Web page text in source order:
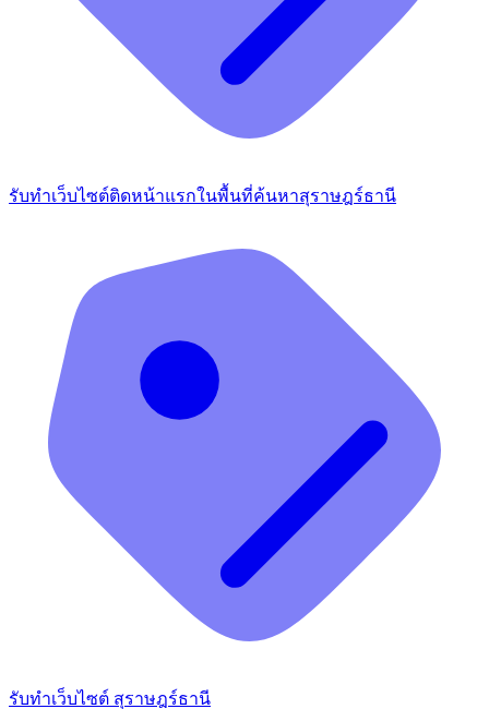
รับทำเว็บไซต์ติดหน้าแรกในพื้นที่ค้นหาสุราษฎร์ธานี
รับทำเว็บไซต์ สุราษฎร์ธานี